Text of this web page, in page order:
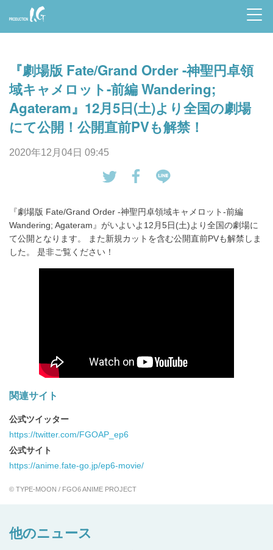
Prod
n I.G
『劇場版 Fate/Grand Order -神聖円卓領
域キャメロット-前編 Wandering;
Agateram』12月5日(土)より全国の劇場
にて公開！公開直前PVも解禁！
2020年12月04日 09:45
す
る
ce
bo
NE
で
送
『劇場版 Fate/Grand Order -神聖円卓領域キャメロット-前編
Wandering; Agateram』がいよいよ12月5日(土)より全国の劇場に
て公開となります。 また新規カットを含む公開直前PVも解禁しま
した。 是非ご覧ください！
関連サイト
公式ツイッター
https://twitter.com/FGOAP_ep6
公式サイト
https://anime.fate-go.jp/ep6-movie/
© TYPE-MOON / FGO6 ANIME PROJECT
他のニュース